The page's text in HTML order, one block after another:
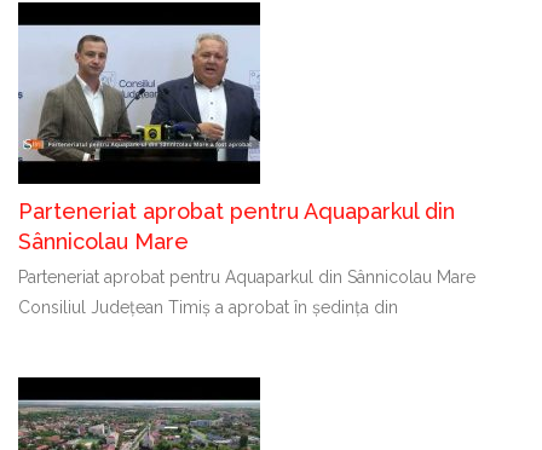
Parteneriat aprobat pentru Aquaparkul din
Sânnicolau Mare
Parteneriat aprobat pentru Aquaparkul din Sânnicolau Mare
Consiliul Județean Timiș a aprobat în ședința din